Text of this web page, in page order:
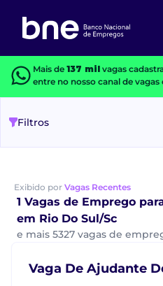
Mais de 137 milvagas
entre no nosso canal de vagas
Filtros
Exibido por Vagas Recentes
1 Vagas de Emprego
em Rio Do Sul/Sc
e mais 5327 vagas de
Vaga De Ajudante